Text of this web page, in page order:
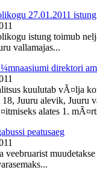
27.01.2011 istung
istung toimub
vallamajas...
direktori
kuulutab vÃ¤lja
18, Juuru alevik, Juuru
alates 1.
peatusaeg
veebruarist